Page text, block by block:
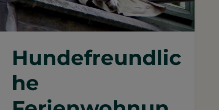
Hundefreundlic
he